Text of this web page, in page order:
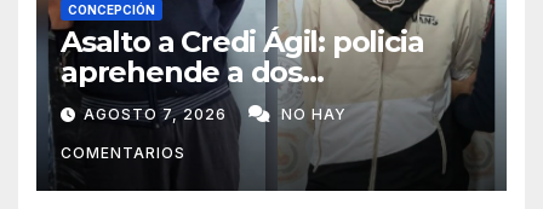
CONCEPCIÓN
Asalto a Credi Ágil: policia
aprehende a dos
sospechosos e incauta
evidencias en Concepción
AGOSTO 7, 2026 NO HAY
COMENTARIOS